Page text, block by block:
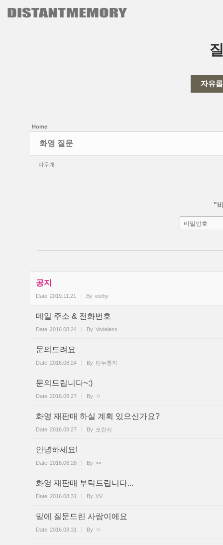
본문으로 바로가기
자유
Home
화영 질문
아무개
"
비밀번호
공지
Date 2019.11.21 By esthy
메일 주소 & 전화번호
Date 2016.08.24 By Vodaless
문의드려요
Date 2016.08.24 By 탄누룽지
문의드립니다~:)
Date 2016.08.27 By ㅇ
화영 재판매 하실 계획 있으신가요?
Date 2016.08.27 By 모란지
안녕하세요!
Date 2016.08.28 By ><
화영 재판매 부탁드립니다...
Date 2016.08.31 By VV
밑에 질문드린 사람이에요
Date 2016.08.31 By ㅇ